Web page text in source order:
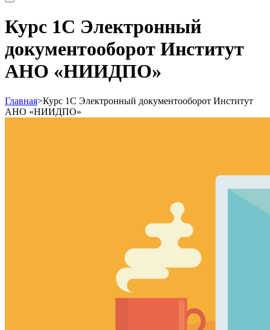
Курс 1С Электронный
документооборот Институт
АНО «НИИДПО»
Главная>Курс 1С Электронный документооборот Институт
АНО «НИИДПО»